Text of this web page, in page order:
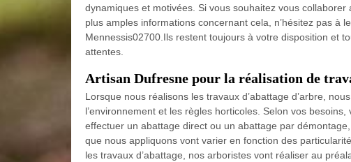
dynamiques et motivées. Si vous souhaitez vous
plus amples informations concernant cela, n’hésitez pas à
Mennessis02700.Ils restent toujours à votre disposition et
attentes.
Artisan Dufresne pour la réalisation de
Lorsque nous réalisons les travaux d’abattage d’arbre,
l’environnement et les règles horticoles. Selon vos
effectuer un abattage direct ou un abattage par
que nous appliquons vont varier en fonction des
les travaux d’abattage, nos arboristes vont réaliser au